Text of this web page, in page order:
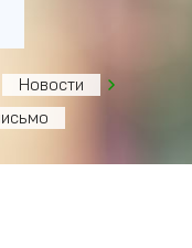
Новости